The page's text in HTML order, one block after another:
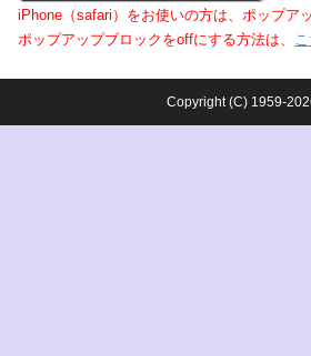
iPhone（safari）をお使いの方は、ポップア
ポップアップブロックをoffにする方法は、
Copyright (C) 1959-